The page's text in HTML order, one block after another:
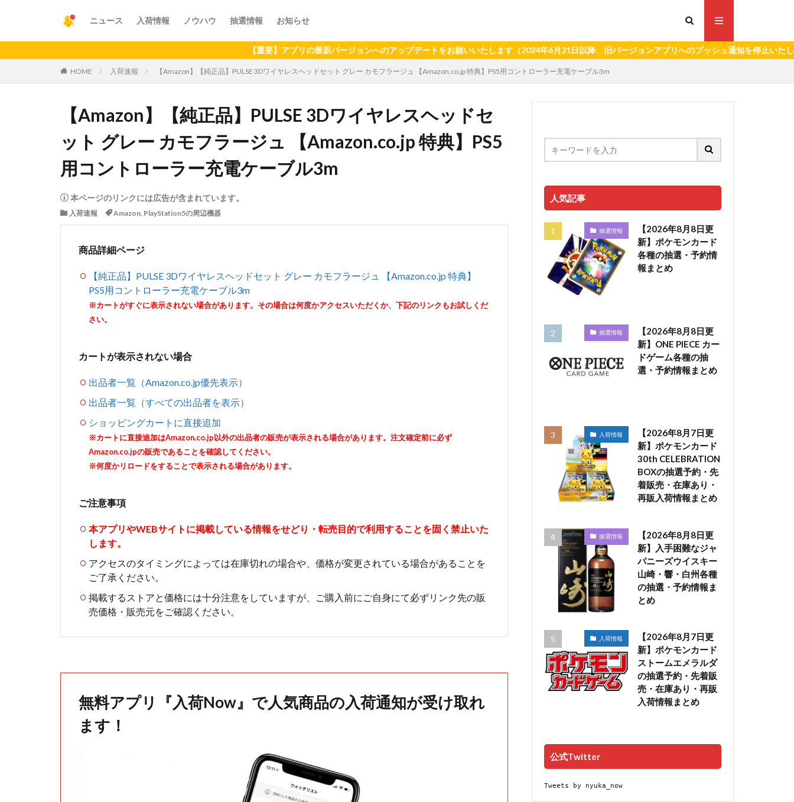
ニュース 入荷情報 ノウハウ 抽選情報 お知らせ
【重要】アプリの最新バージョンへのアップデートをお願いいたします（2024年6月21日以降、旧バージョンアプリへのプッシュ通知を停止いたします。）
HOME 入荷速報 【Amazon】【純正品】PULSE 3Dワイヤレスヘッドセット グレー カモフラージュ 【Amazon.co.jp 特典】PS5用コントローラー充電ケーブル3m
【Amazon】【純正品】PULSE 3Dワイヤレスヘッドセ
ット グレー カモフラージュ 【Amazon.co.jp 特典】PS5
用コントローラー充電ケーブル3m
本ページのリンクには広告が含まれています。
入荷速報 Amazon, PlayStation5の周辺機器
商品詳細ページ
【純正品】PULSE 3Dワイヤレスヘッドセット グレー カモフラージュ 【Amazon.co.jp 特典】
PS5用コントローラー充電ケーブル3m
※カートがすぐに表示されない場合があります。その場合は何度かアクセスいただくか、下記のリンクもお試しくだ
さい。
カートが表示されない場合
出品者一覧（Amazon.co.jp優先表示）
出品者一覧（すべての出品者を表示）
ショッピングカートに直接追加
※カートに直接追加はAmazon.co.jp以外の出品者の販売が表示される場合があります。注文確定前に必ず
Amazon.co.jpの販売であることを確認してください。
※何度かリロードをすることで表示される場合があります。
ご注意事項
本アプリやWEBサイトに掲載している情報をせどり・転売目的で利用することを固く禁止いた
します。
アクセスのタイミングによっては在庫切れの場合や、価格が変更されている場合があることを
ご了承ください。
掲載するストアと価格には十分注意をしていますが、ご購入前にご自身にて必ずリンク先の販
売価格・販売元をご確認ください。
無料アプリ『入荷Now』で人気商品の入荷通知が受け取れ
ます！
人気記事
抽選情報
【2026年8月8日更
新】ポケモンカード
各種の抽選・予約情
報まとめ
抽選情報
【2026年8月8日更
新】ONE PIECE カー
ドゲーム各種の抽
選・予約情報まとめ
入荷情報
【2026年8月7日更
新】ポケモンカード
30th CELEBRATION
BOXの抽選予約・先
着販売・在庫あり・
再販入荷情報まとめ
抽選情報
【2026年8月8日更
新】入手困難なジャ
パニーズウイスキー
山崎・響・白州各種
の抽選・予約情報ま
とめ
入荷情報
【2026年8月7日更
新】ポケモンカード
ストームエメラルダ
の抽選予約・先着販
売・在庫あり・再販
入荷情報まとめ
公式Twitter
Tweets by nyuka_now